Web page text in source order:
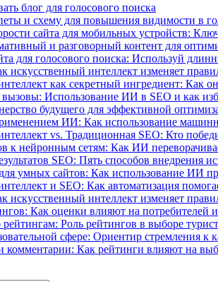
блог для голосового поиска
и схему для повышения видимости в
сайта для мобильных устройств:
и разговорный контент для
для голосового поиска: Используй
искусственный интеллект изменяет
как секретный ингредиент: Как
Использование ИИ в SEO и как
будущего для эффективной
ИИ: Как использование
vs. Традиционная SEO: Кто
к нейронным сетям: Как ИИ
SEO: Пять способов внедрения
умных сайтов: Как использование ИИ
и SEO: Как автоматизация
искусственный интеллект изменяет
Как оценки влияют на потребителей
Роль рейтингов в выборе
сфере: Ориентир стремления к
комментарии: Как рейтинги влияют на